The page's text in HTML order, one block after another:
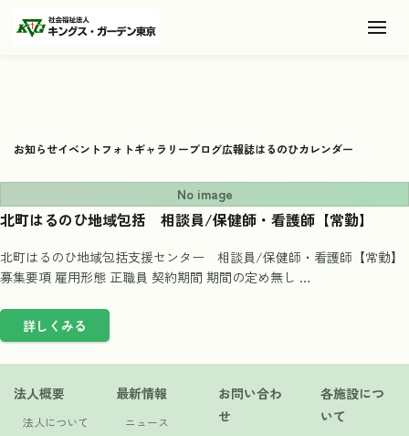
お知らせイベント フォトギャラリーブログ広報誌はるのひカレンダー
No image
北町はるのひ地域包括 相談員/保健師・看護師【常勤】
北町はるのひ地域包括支援センター 相談員/保健師・看護師【常勤】
募集要項 雇用形態 正職員 契約期間 期間の定め無し …
詳しくみる
法人概要
法人について
最新情報
ニュース
お問い合わ
せ
各施設につ
いて